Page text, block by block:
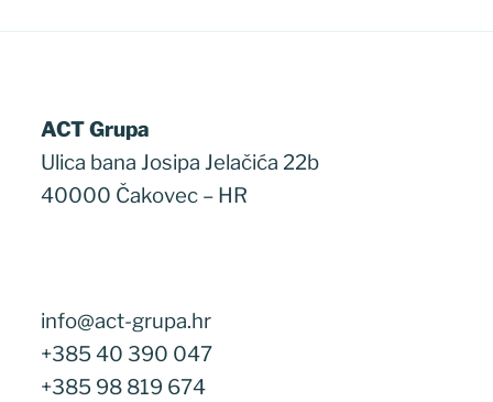
ACT Grupa
Ulica bana Josipa Jelačića 22b
40000 Čakovec – HR
info@act-grupa.hr
+385 40 390 047
+385 98 819 674